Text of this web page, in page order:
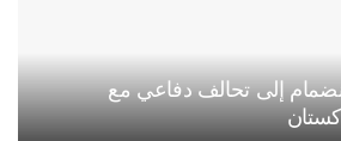
إلى تحالف دفاعي مع